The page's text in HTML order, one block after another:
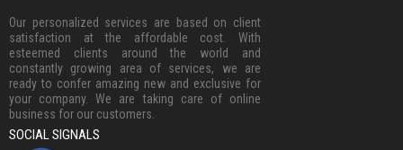
Our personalized services are based on client
satisfaction at the affordable cost. With
esteemed clients around the world and
constantly growing area of services, we are
ready to confer amazing new and exclusive for
your company. We are taking care of online
business for our customers.
SOCIAL SIGNALS